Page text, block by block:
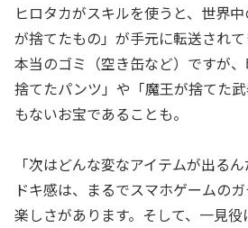
ヒロタカがスキルを使うと、世界
が捨てたもの」が手元に転送され
本当のゴミ（空き缶など）ですが
捨てたパンツ」や「魔王が捨てた
もないお宝であることも。
「次はどんな変なアイテムが出る
ドキ感は、まるでスマホゲームの
楽しさがあります。そして、一見